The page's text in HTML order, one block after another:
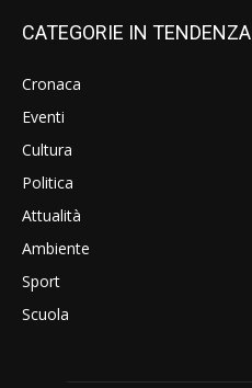
CATEGORIE IN TENDENZA
Cronaca
Eventi
Cultura
Politica
Attualità
Ambiente
Sport
Scuola